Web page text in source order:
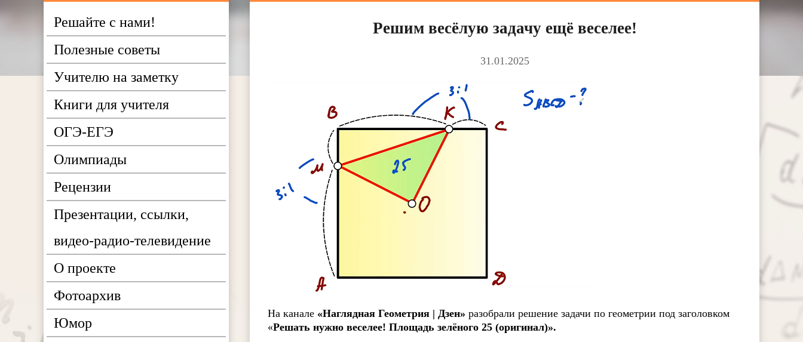
Решим весёлую задачу ещё веселее!
31.01.2025
На канале «Наглядная Геометрия | Дзен»разобрали решение задачи по геометрии под заголовком
«Решать нужно веселее! Площадь зелёного 25 (оригинал)».
Решайте с нами!
Полезные советы
Учителю на заметку
Книги для учителя
ОГЭ-ЕГЭ
Олимпиады
Рецензии
Презентации, ссылки,
видео-радио-телевидение
О проекте
Фотоархив
Юмор